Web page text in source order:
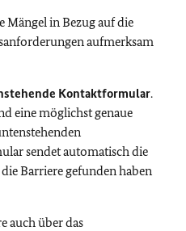
Mängel in Bezug auf die
aufmerksam
Kontaktformular.
eine möglichst genaue
sendet automatisch die
die Barriere gefunden haben
auch über das